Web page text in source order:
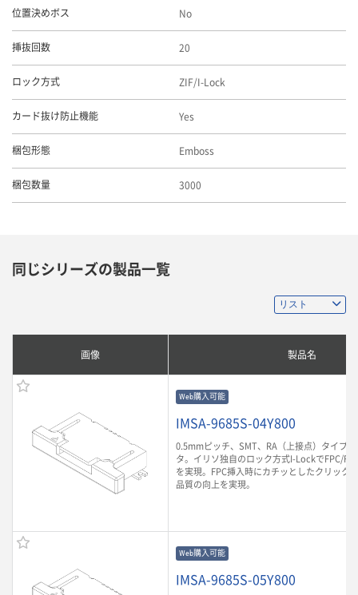
位置決めボス No
挿抜回数 20
ロック方式 ZIF/I-Lock
カード抜け防止機能 Yes
梱包形態 Emboss
梱包数量 3000
同じシリーズの製品一覧
画像 製品名
Web購入可能
IMSA-9685S-04Y800
0.5mmピッチ、SMT、RA（上接点）タイプの
タ。イリソ独自のロック方式I-LockでFPC/
を実現。FPC挿入時にカチッとしたクリック
品質の向上を実現。
Web購入可能
IMSA-9685S-05Y800